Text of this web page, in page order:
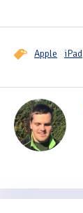
Apple iPad